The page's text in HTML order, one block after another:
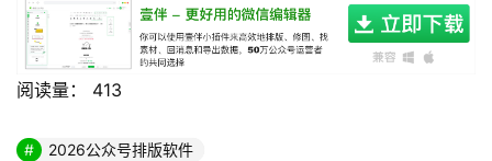
阅读量： 413
2026公众号排版软件